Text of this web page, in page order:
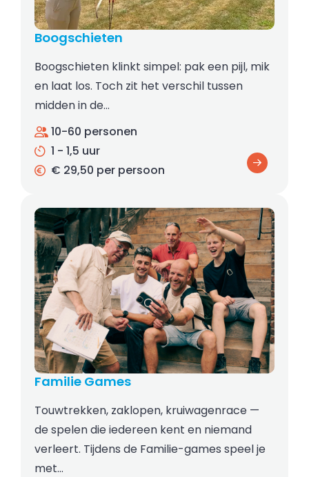
Boogschieten
Boogschieten klinkt simpel: pak een pijl, mik
en laat los. Toch zit het verschil tussen
midden in de…
10-60 personen
1 - 1,5 uur
€ 29,50 per persoon
Familie Games
Touwtrekken, zaklopen, kruiwagenrace —
de spelen die iedereen kent en niemand
verleert. Tijdens de Familie-games speel je
met…